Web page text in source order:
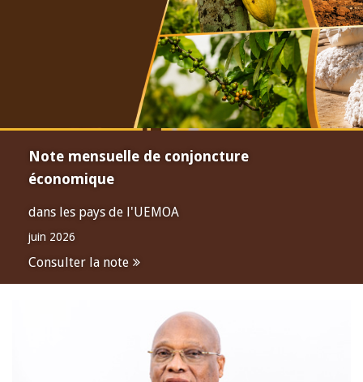
Note mensuelle de conjoncture
économique
dans les pays de l'UEMOA
juin 2026
Consulter la note